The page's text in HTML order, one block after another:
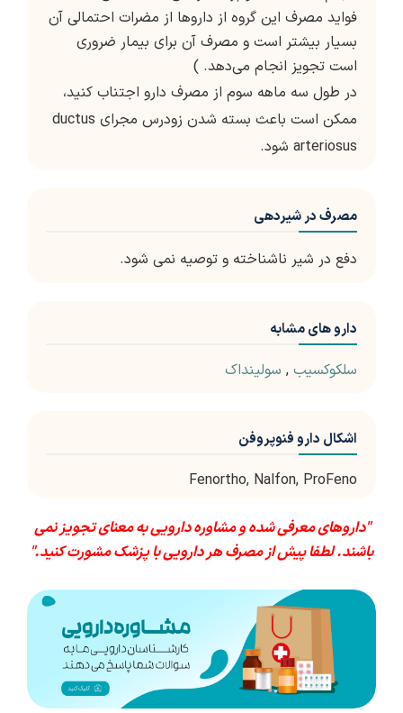
فواید مصرف این گروه از داروها از مضرات احتمالی آن
بسیار بیشتر است و مصرف آن برای بیمار ضروری
است تجویز انجام می‌دهد. )
در طول سه ماهه سوم از مصرف دارو اجتناب کنید،
ممکن است باعث بسته شدن زودرس مجرای ductus
arteriosus شود.
مصرف در شیردهی
دفع در شیر ناشناخته و توصیه نمی شود.
دارو های مشابه
سلکوکسیب , سولینداک
اشکال دارو فنوپروفن
Fenortho, Nalfon, ProFeno
"داروهای معرفی شده و مشاوره دارویی به معنای تجویز نمی
باشند. لطفا پیش از مصرف هر دارویی با پزشک مشورت کنید."